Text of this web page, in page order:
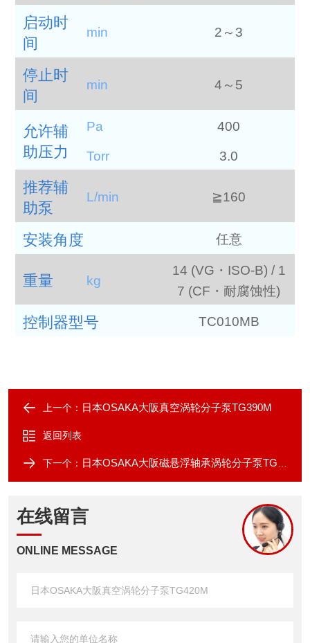
启动时
间
min 2～3
停止时
间
min 4～5
允许辅
助压力
Pa 400
Torr 3.0
推荐辅
助泵
L/min ≧160
安装角度 任意
重量 kg
14 (VG・ISO-B) / 1
7 (CF・耐腐蚀性)
控制器型号 TC010MB
上一个： 日本OSAKA大阪真空涡轮分子泵TG390M
返回列表
下一个： 日本OSAKA大阪磁悬浮轴承涡轮分子泵TG900M
在线留言
ONLINE MESSAGE